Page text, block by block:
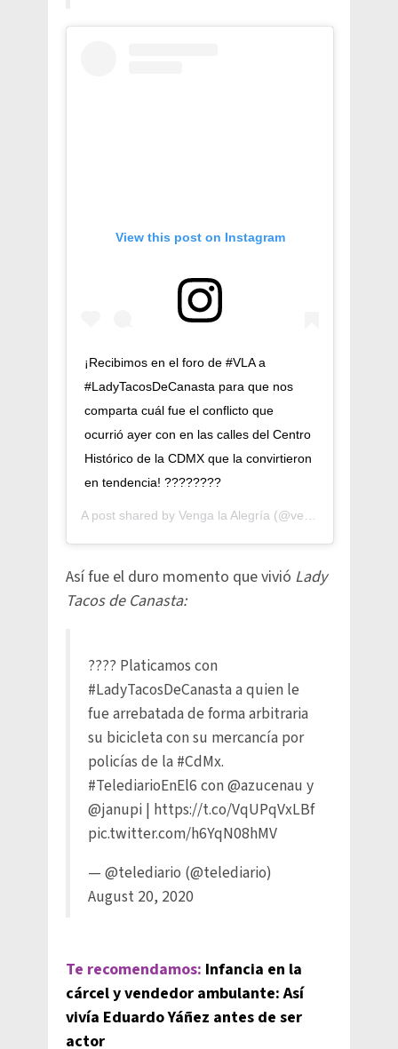
View this post on Instagram
¡Recibimos en el foro de #VLA a
#LadyTacosDeCanasta para que nos
comparta cuál fue el conflicto que
ocurrió ayer con en las calles del Centro
Histórico de la CDMX que la convirtieron
en tendencia! ????????
A post shared by Venga la Alegría (@vengalaalegriatva) on
​Así fue el duro momento que vivió Lady
Tacos de Canasta:
???? Platicamos con
#LadyTacosDeCanastaa quien le
fue arrebatada de forma arbitraria
su bicicleta con su mercancía por
policías de la #CdMx.
#TelediarioEnEl6 con@azucenau y
@janupi | https://t.co/VqUPqVxLBf
pic.twitter.com/h6YqN08hMV
— @telediario (@telediario)
August 20, 2020
Te recomendamos: Infancia en la
cárcel y vendedor ambulante: Así
vivía Eduardo Yáñez antes de ser
actor